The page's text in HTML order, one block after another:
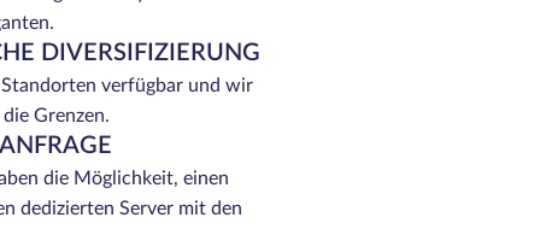
DIVERSIFIZIERUNG
verfügbar und wir
Grenzen.
die Möglichkeit, einen
dedizierten Server mit den